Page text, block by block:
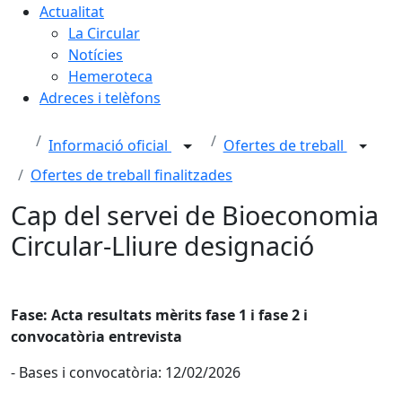
Actualitat
La Circular
Notícies
Hemeroteca
Adreces i telèfons
Informació oficial
Ofertes de treball
Ofertes de treball finalitzades
Cap del servei de Bioeconomia
Circular-Lliure designació
Fase: Acta resultats mèrits fase 1 i fase 2 i
convocatòria entrevista
- Bases i convocatòria: 12/02/2026